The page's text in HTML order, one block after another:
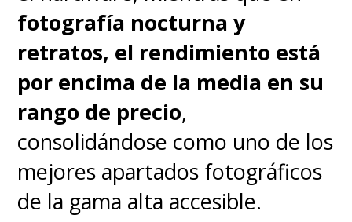
pantalla en 120 Hz el consumo
está bien optimizado. Y sí,
incluye cargador de 68W en la
caja, que permite recuperar una
jornada completa en menos de
10 minutos.No hay carga
inalámbrica, pero la velocidad
fotografía nocturna y
retratos, el rendimiento está
por encima de la media en su
rango de precio,
consolidándose como uno de los
mejores apartados fotográficos
de la gama alta accesible.